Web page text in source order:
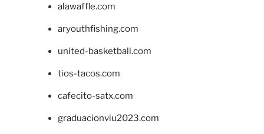
alawaffle.com
aryouthfishing.com
united-basketball.com
tios-tacos.com
cafecito-satx.com
graduacionviu2023.com